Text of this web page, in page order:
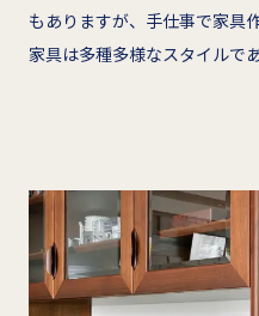
もありますが、手仕事で家具
家具は多種多様なスタイルで